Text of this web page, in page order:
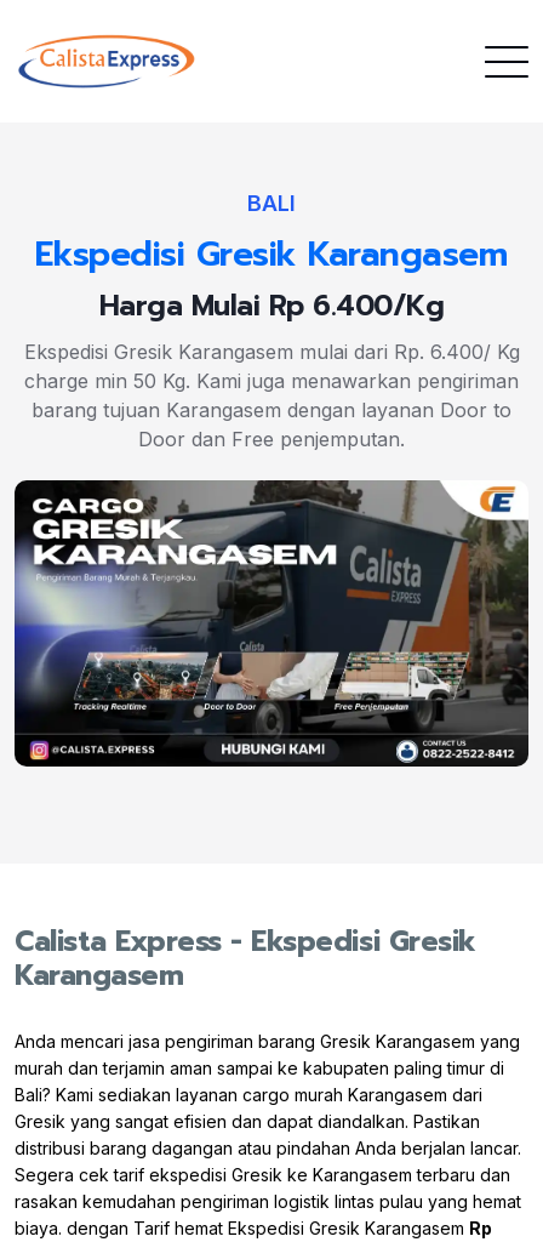
BALI
Ekspedisi Gresik Karangasem
Harga Mulai Rp 6.400/Kg
Ekspedisi Gresik Karangasem mulai dari Rp. 6.400/ Kg
charge min 50 Kg. Kami juga menawarkan pengiriman
barang tujuan Karangasem dengan layanan Door to
Door dan Free penjemputan.
Calista Express - Ekspedisi Gresik
Karangasem
Anda mencari jasa pengiriman barang Gresik Karangasem yang
murah dan terjamin aman sampai ke kabupaten paling timur di
Bali? Kami sediakan layanan cargo murah Karangasem dari
Gresik yang sangat efisien dan dapat diandalkan. Pastikan
distribusi barang dagangan atau pindahan Anda berjalan lancar.
Segera cek tarif ekspedisi Gresik ke Karangasem terbaru dan
rasakan kemudahan pengiriman logistik lintas pulau yang hemat
biaya. dengan Tarif hemat Ekspedisi Gresik Karangasem Rp